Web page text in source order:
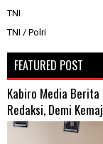
TNI
TNI / Polri
FEATURED POST
Kabiro Media Berita
Redaksi, Demi